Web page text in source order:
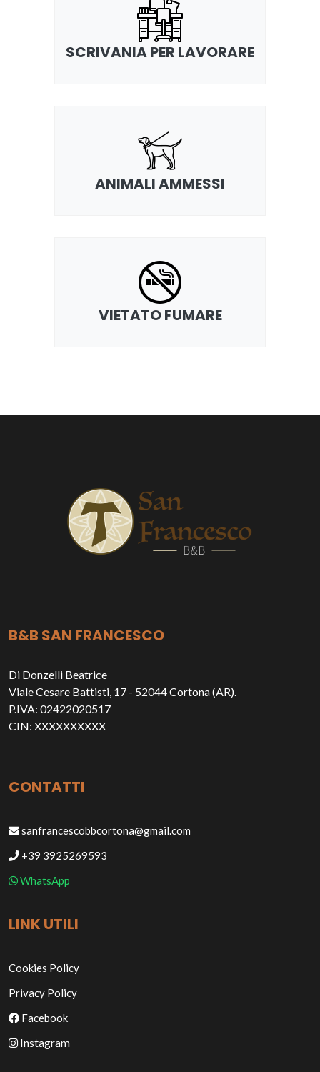
SCRIVANIA PER LAVORARE
ANIMALI AMMESSI
VIETATO FUMARE
B&B SAN FRANCESCO
Di Donzelli Beatrice
Viale Cesare Battisti, 17 - 52044 Cortona (AR).
P.IVA: 02422020517
CIN: XXXXXXXXXX
CONTATTI
sanfrancescobbcortona@gmail.com
+39 3925269593
WhatsApp
LINK UTILI
Cookies Policy
Privacy Policy
Facebook
Instagram